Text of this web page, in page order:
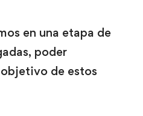
en una etapa de
poder
de estos